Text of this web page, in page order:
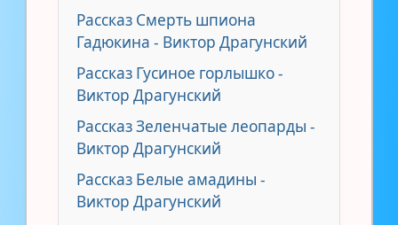
Рассказ Смерть шпиона
Гадюкина - Виктор Драгунский
Рассказ Гусиное горлышко -
Виктор Драгунский
Рассказ Зеленчатые леопарды -
Виктор Драгунский
Рассказ Белые амадины -
Виктор Драгунский